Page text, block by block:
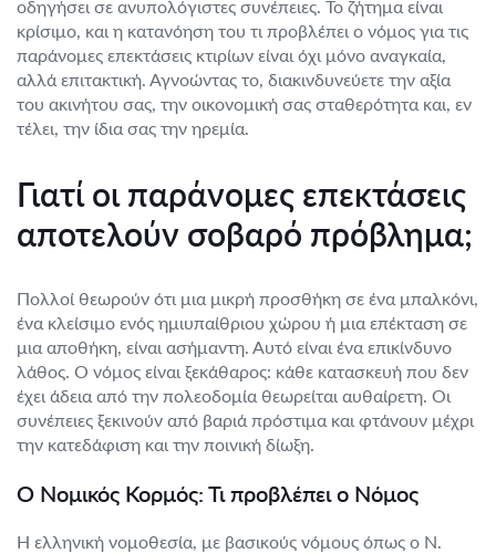
οδηγήσει σε ανυπολόγιστες συνέπειες. Το ζήτημα είναι
κρίσιμο, και η κατανόηση του τι προβλέπει ο νόμος για τις
παράνομες επεκτάσεις κτιρίων είναι όχι μόνο αναγκαία,
αλλά επιτακτική. Αγνοώντας το, διακινδυνεύετε την αξία
του ακινήτου σας, την οικονομική σας σταθερότητα και, εν
τέλει, την ίδια σας την ηρεμία.
Γιατί οι παράνομες επεκτάσεις
αποτελούν σοβαρό πρόβλημα;
Πολλοί θεωρούν ότι μια μικρή προσθήκη σε ένα μπαλκόνι,
ένα κλείσιμο ενός ημιυπαίθριου χώρου ή μια επέκταση σε
μια αποθήκη, είναι ασήμαντη. Αυτό είναι ένα επικίνδυνο
λάθος. Ο νόμος είναι ξεκάθαρος: κάθε κατασκευή που δεν
έχει άδεια από την πολεοδομία θεωρείται αυθαίρετη. Οι
συνέπειες ξεκινούν από βαριά πρόστιμα και φτάνουν μέχρι
την κατεδάφιση και την ποινική δίωξη.
Ο Νομικός Κορμός: Τι προβλέπει ο Νόμος
Η ελληνική νομοθεσία, με βασικούς νόμους όπως ο Ν.